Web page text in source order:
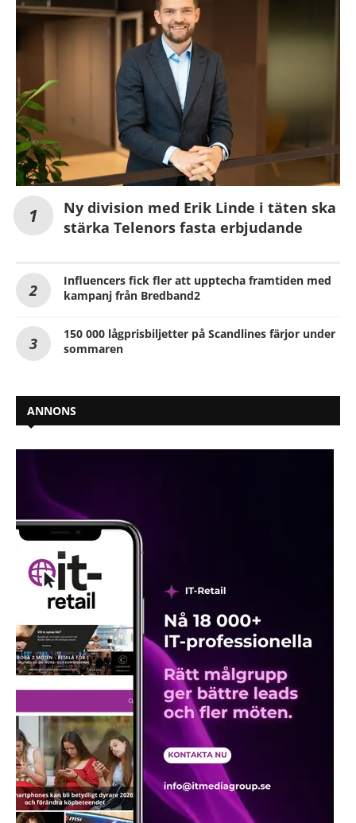
Ny division med Erik Linde i täten ska
stärka Telenors fasta erbjudande
Influencers fick fler att upptecha framtiden med
kampanj från Bredband2
150 000 lågprisbiljetter på Scandlines färjor under
sommaren
ANNONS